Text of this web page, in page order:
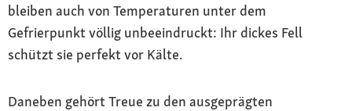
bleiben auch von Temperaturen unter dem
Gefrierpunkt völlig unbeeindruckt: Ihr dickes Fell
schützt sie perfekt vor Kälte.
Daneben gehört Treue zu den ausgeprägten